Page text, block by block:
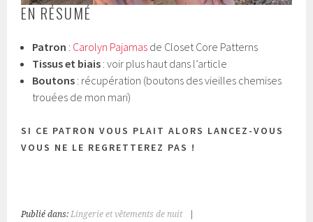
EN RÉSUMÉ
Patron : Carolyn Pajamas de Closet Core Patterns
Tissus et biais : voir plus haut dans l’article
Boutons : récupération (boutons des vieilles chemises
trouées de mon mari)
SI CE PATRON VOUS PLAIT ALORS LANCEZ-VOUS
VOUS NE LE REGRETTEREZ PAS !
Publié dans: Lingerie et vêtements de nuit